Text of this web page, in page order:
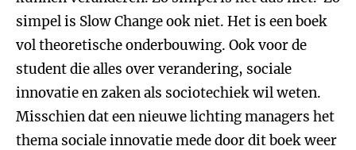
simpel is Slow Change ook niet. Het is een boek
vol theoretische onderbouwing. Ook voor de
student die alles over verandering, sociale
innovatie en zaken als sociotechiek wil weten.
Misschien dat een nieuwe lichting managers het
thema sociale innovatie mede door dit boek weer